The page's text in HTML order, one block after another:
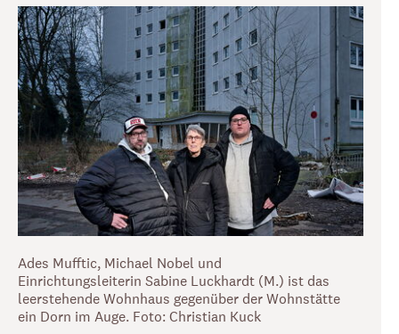
Ades Mufftic, Michael Nobel und
Einrichtungsleiterin Sabine Luckhardt (M.) ist das
leerstehende Wohnhaus gegenüber der Wohnstätte
ein Dorn im Auge. Foto: Christian Kuck